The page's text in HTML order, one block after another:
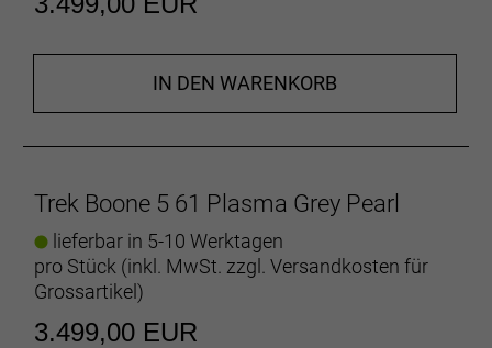
die besten Modelle passend zu deinem Fahrstil.
Geschlecht: Uni
Rahmen: 600 Series OCLV Carbon, IsoSpeed,
142 x 12 mm Steckachse
Rahmengröße: 54
Rahmenmaterial: Carbon
IN DEN WARENKORB
Trek Boone 5 61 Plasma Grey Pearl
lieferbar in 5-10 Werktagen
pro Stück (inkl. MwSt. zzgl. Versandkosten für
Grossartikel)
3.499,00 EUR